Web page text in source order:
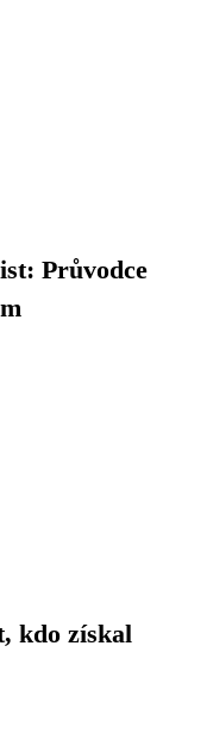
Průvodce
kdo získal